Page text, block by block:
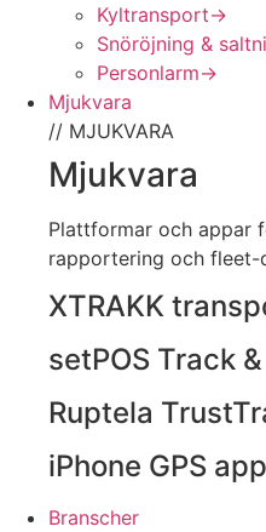
Kyltransport→
Snöröjning &
Personlarm→
Mjukvara
// MJUKVARA
Mjukvara
Plattformar och appar
rapportering och fleet-
XTRAKK
setPOS Track
Ruptela
iPhone GPS app
Branscher